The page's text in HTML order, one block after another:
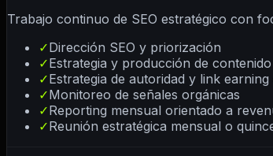
Trabajo continuo de SEO estratégico con
✓Dirección SEO y priorización
✓Estrategia y producción de contenido
✓Estrategia de autoridad y link
✓Monitoreo de señales orgánicas
✓Reporting mensual orientado a
✓Reunión estratégica mensual o